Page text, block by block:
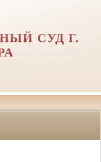
СУД Г.